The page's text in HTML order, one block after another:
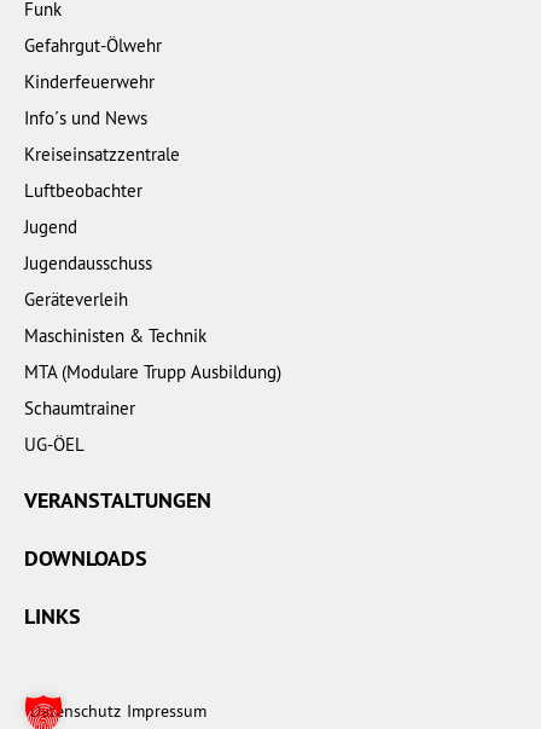
Funk
Gefahrgut-Ölwehr
Kinderfeuerwehr
Info´s und News
Kreiseinsatzzentrale
Luftbeobachter
Jugend
Jugendausschuss
Geräteverleih
Maschinisten & Technik
MTA (Modulare Trupp Ausbildung)
Schaumtrainer
UG-ÖEL
VERANSTALTUNGEN
DOWNLOADS
LINKS
Datenschutz Impressum